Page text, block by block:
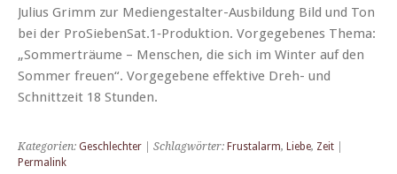
Julius Grimm zur Medi­engestal­ter-Aus­­bil­­dung Bild und Ton
bei der ProSiebenSat.1‑Produktion. Vorgegebenes The­ma:
„Som­merträume – Men­schen, die sich im Win­ter auf den
Som­mer freuen“. Vorgegebene effek­tive Dreh- und
Schnittzeit 18 Stunden.
Kategorien: Geschlechter | Schlagwörter: Frustalarm, Liebe, Zeit
Permalink